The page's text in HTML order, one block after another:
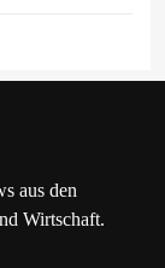
aus den
Wirtschaft.